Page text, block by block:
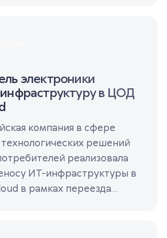
электроники
в ЦОД
компания в сфере
решений
реализовала
ИТ-инфраструктуры в
в рамках переезда